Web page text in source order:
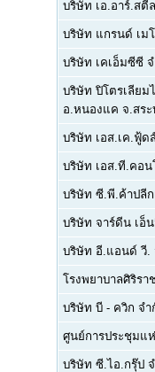
บริษัท เอ.อาร์.สตี
บริษัท แกรนด์ เม
บริษัท เคเอ็มซีซี
บริษัท ปิโตรเลียม
อ.หนองแค จ.สระ
บริษัท เอส.เค.ฟู้ด
บริษัท เอส.ที.คอน
บริษัท ซี.พี.ค้าปลี
บริษัท จาร์ดีน เอ็
บริษัท อี.แอนด์ วี.
โรงพยาบาลศิริร
บริษัท บี - ควิก จำ
ศูนย์การประชุมแ
บริษัท ซี.ไอ.กรุ๊ป